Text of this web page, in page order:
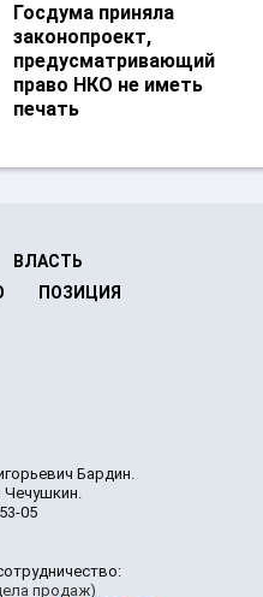
Госдума приняла
законопроект,
предусматривающий
право НКО не иметь
печать
ВЛАСТЬ
ПОЗИЦИЯ
Бардин.
Чечушкин.
05
продаж)